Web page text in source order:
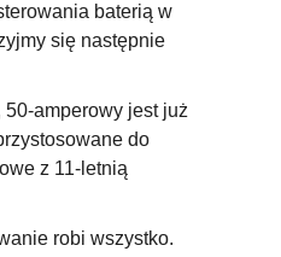
baterią w
się następnie
amperowy jest już
do
z 11-letnią
robi wszystko.